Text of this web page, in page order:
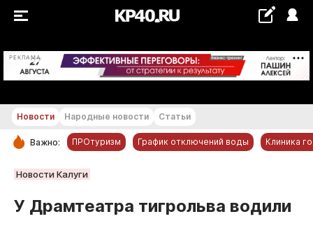
РЕКЛАМА +29...+30 °С
РУБРИКИ
Новости компаний
Новости Народные новости Статьи
Важно: ПРОтуризм График отключений воды Клиника
Новости Калуги
У Драмтеатра тигрольва водили